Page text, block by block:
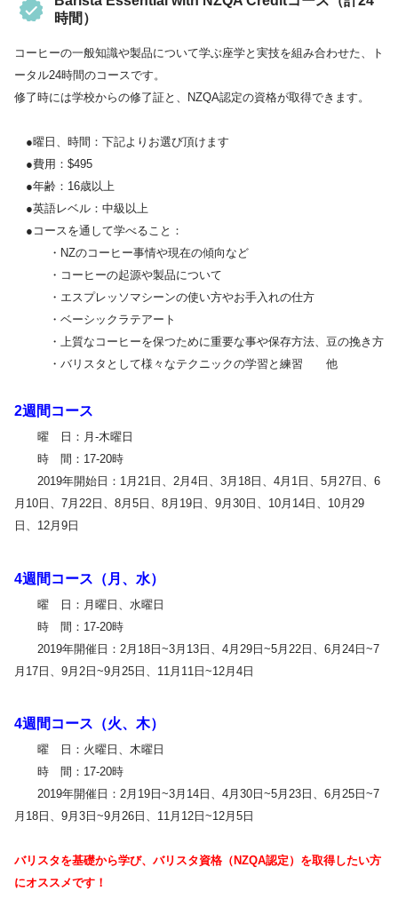
時間）
コーヒーの一般知識や製品について学ぶ座学と実技を組み合わせた、ト
ータル24時間のコースです。
修了時には学校からの修了証と、NZQA認定の資格が取得できます。
●曜日、時間：下記よりお選び頂けます
●費用：$495
●年齢：16歳以上
●英語レベル：中級以上
●コースを通して学べること：
・NZのコーヒー事情や現在の傾向など
・コーヒーの起源や製品について
・エスプレッソマシーンの使い方やお手入れの仕方
・ベーシックラテアート
・上質なコーヒーを保つために重要な事や保存方法、豆の挽き方
・バリスタとして様々なテクニックの学習と練習 他
2週間コース
曜 日：月-木曜日
時 間：17-20時
2019年開始日：1月21日、2月4日、3月18日、4月1日、5月27日、6
月10日、7月22日、8月5日、8月19日、9月30日、10月14日、10月29
日、12月9日
4週間コース（月、水）
曜 日：月曜日、水曜日
時 間：17-20時
2019年開催日：2月18日~3月13日、4月29日~5月22日、6月24日~7
月17日、9月2日~9月25日、11月11日~12月4日
4週間コース（火、木）
曜 日：火曜日、木曜日
時 間：17-20時
2019年開催日：2月19日~3月14日、4月30日~5月23日、6月25日~7
月18日、9月3日~9月26日、11月12日~12月5日
バリスタを基礎から学び、バリスタ資格（NZQA認定）を取得したい方
にオススメです！